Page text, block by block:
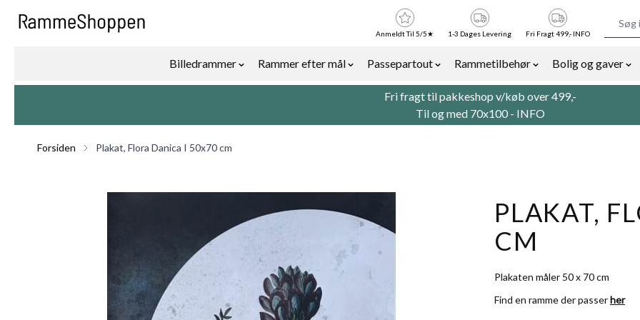
Billedrammer
Rammer efter mål
Passepartout
Rammetilbehør
Bolig og gaver
Anmeldt Til 5/5★ 1-3 Dages Levering Fri Fragt 499,- INFO
Fri fragt til pakkeshop v/køb over 499,-
Til og med 70x100 - INFO
Forsiden Plakat, Flora Danica I 50x70 cm
PLAKAT,
CM
Plakaten måler 50 x 70 cm
Find en ramme der passerher